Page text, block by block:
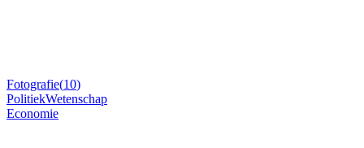
Fotografie(10)
PolitiekWetenschap
Economie